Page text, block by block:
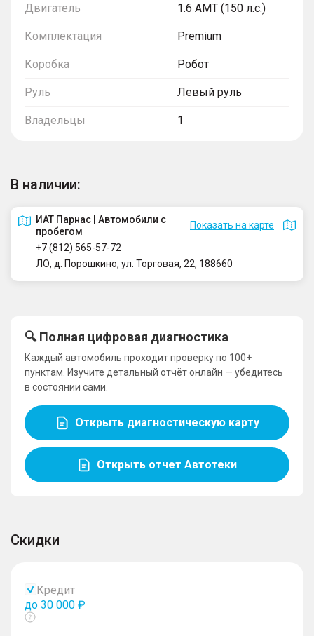
Двигатель 1.6 AMT (150 л.с.)
Комплектация Premium
Коробка Робот
Руль Левый руль
Владельцы 1
В наличии:
ИАТ Парнас | Автомобили с
пробегом
Показать на карте
+7 (812) 565-57-72
ЛО, д. Порошкино, ул. Торговая, 22, 188660
🔍 Полная цифровая диагностика
Каждый автомобиль проходит проверку по 100+
пунктам. Изучите детальный отчёт онлайн — убедитесь
в состоянии сами.
Открыть диагностическую карту
Открыть отчет Автотеки
Скидки
Кредит
до 30 000 ₽
Показать